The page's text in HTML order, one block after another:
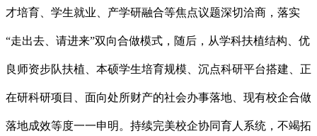
才培育、学生就业、产学研融合等焦点议题深切洽商，落实
“走出去、请进来”双向合做模式，随后，从学科扶植结构、优
良师资步队扶植、本硕学生培育规模、沉点科研平台搭建、正
在研科研项目、面向处所财产的社会办事落地、现有校企合做
落地成效等度一一申明。持续完美校企协同育人系统，不竭拓